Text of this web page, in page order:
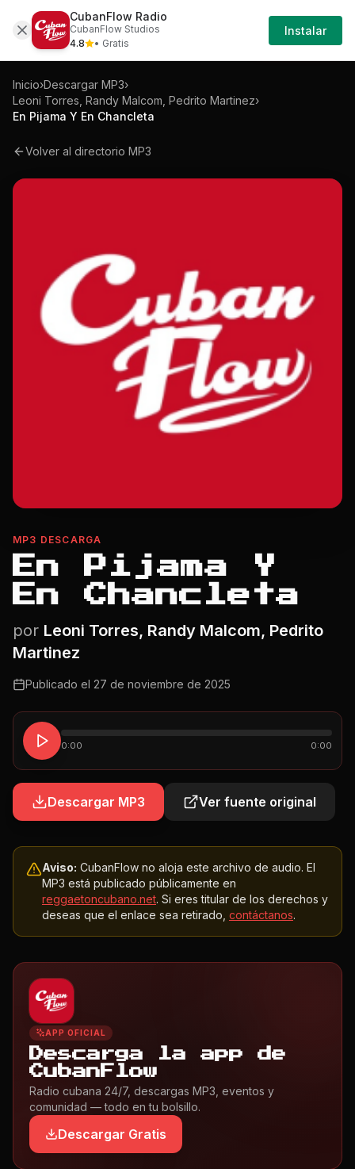
Mp3 Leoni-torres-randy-malcom-pedrito-
Iniciar
Sesión
Inicio›Descargar MP3›
Leoni Torres, Randy Malcom, Pedrito Martinez›
En Pijama Y En Chancleta
Volver al directorio MP3
MP3 DESCARGA
En Pijama Y
En Chancleta
por Leoni Torres, Randy Malcom, Pedrito
Martinez
Publicado el 27 de noviembre de 2025
0:00 0:00
Descargar MP3 Ver fuente original
Aviso: CubanFlow no aloja este archivo de audio. El
MP3 está publicado públicamente en
reggaetoncubano.net. Si eres titular de los derechos y
deseas que el enlace sea retirado, contáctanos.
APP OFICIAL
Descarga la app de
CubanFlow
Radio cubana 24/7, descargas MP3, eventos y
comunidad — todo en tu bolsillo.
Descargar Gratis
CubanFlow Radio
CubanFlow Studios
4.8
• Gratis
Instalar